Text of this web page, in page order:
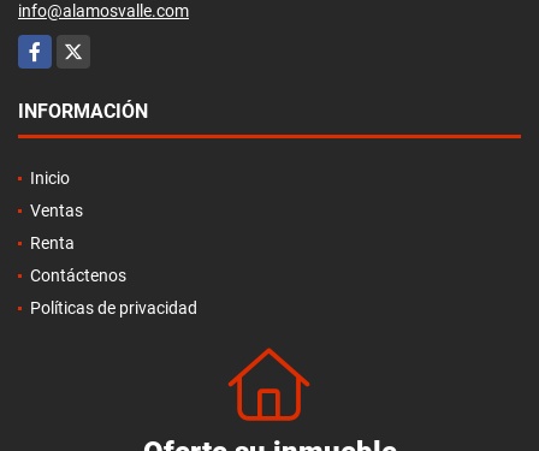
info@alamosvalle.com
Facebook
X
INFORMACIÓN
Inicio
Ventas
Renta
Contáctenos
Políticas de privacidad